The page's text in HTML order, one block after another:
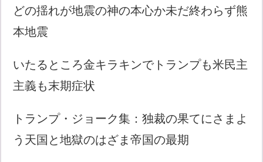
どの揺れが地震の神の本心か未だ終わらず熊
本地震
いたるところ金キラキンでトランプも米民主
主義も末期症状
トランプ・ジョーク集：独裁の果てにさまよ
う天国と地獄のはざま帝国の最期